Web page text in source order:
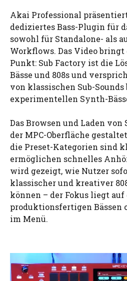
Akai Professional
dediziertes Bass-Plugin für
sowohl für Standalone- als
Workflows. Das Video
Punkt: Sub Factory ist die
Bässe und 808s und
von klassischen Sub-
experimentellen Synth-
Das Browsen und Laden
der MPC-Oberfläche
die Preset-Kategorien sind
ermöglichen schnelles
wird gezeigt, wie Nutzer
klassischer und kreativer
können – der Fokus liegt
produktionsfertigen Bässen
im Menü.